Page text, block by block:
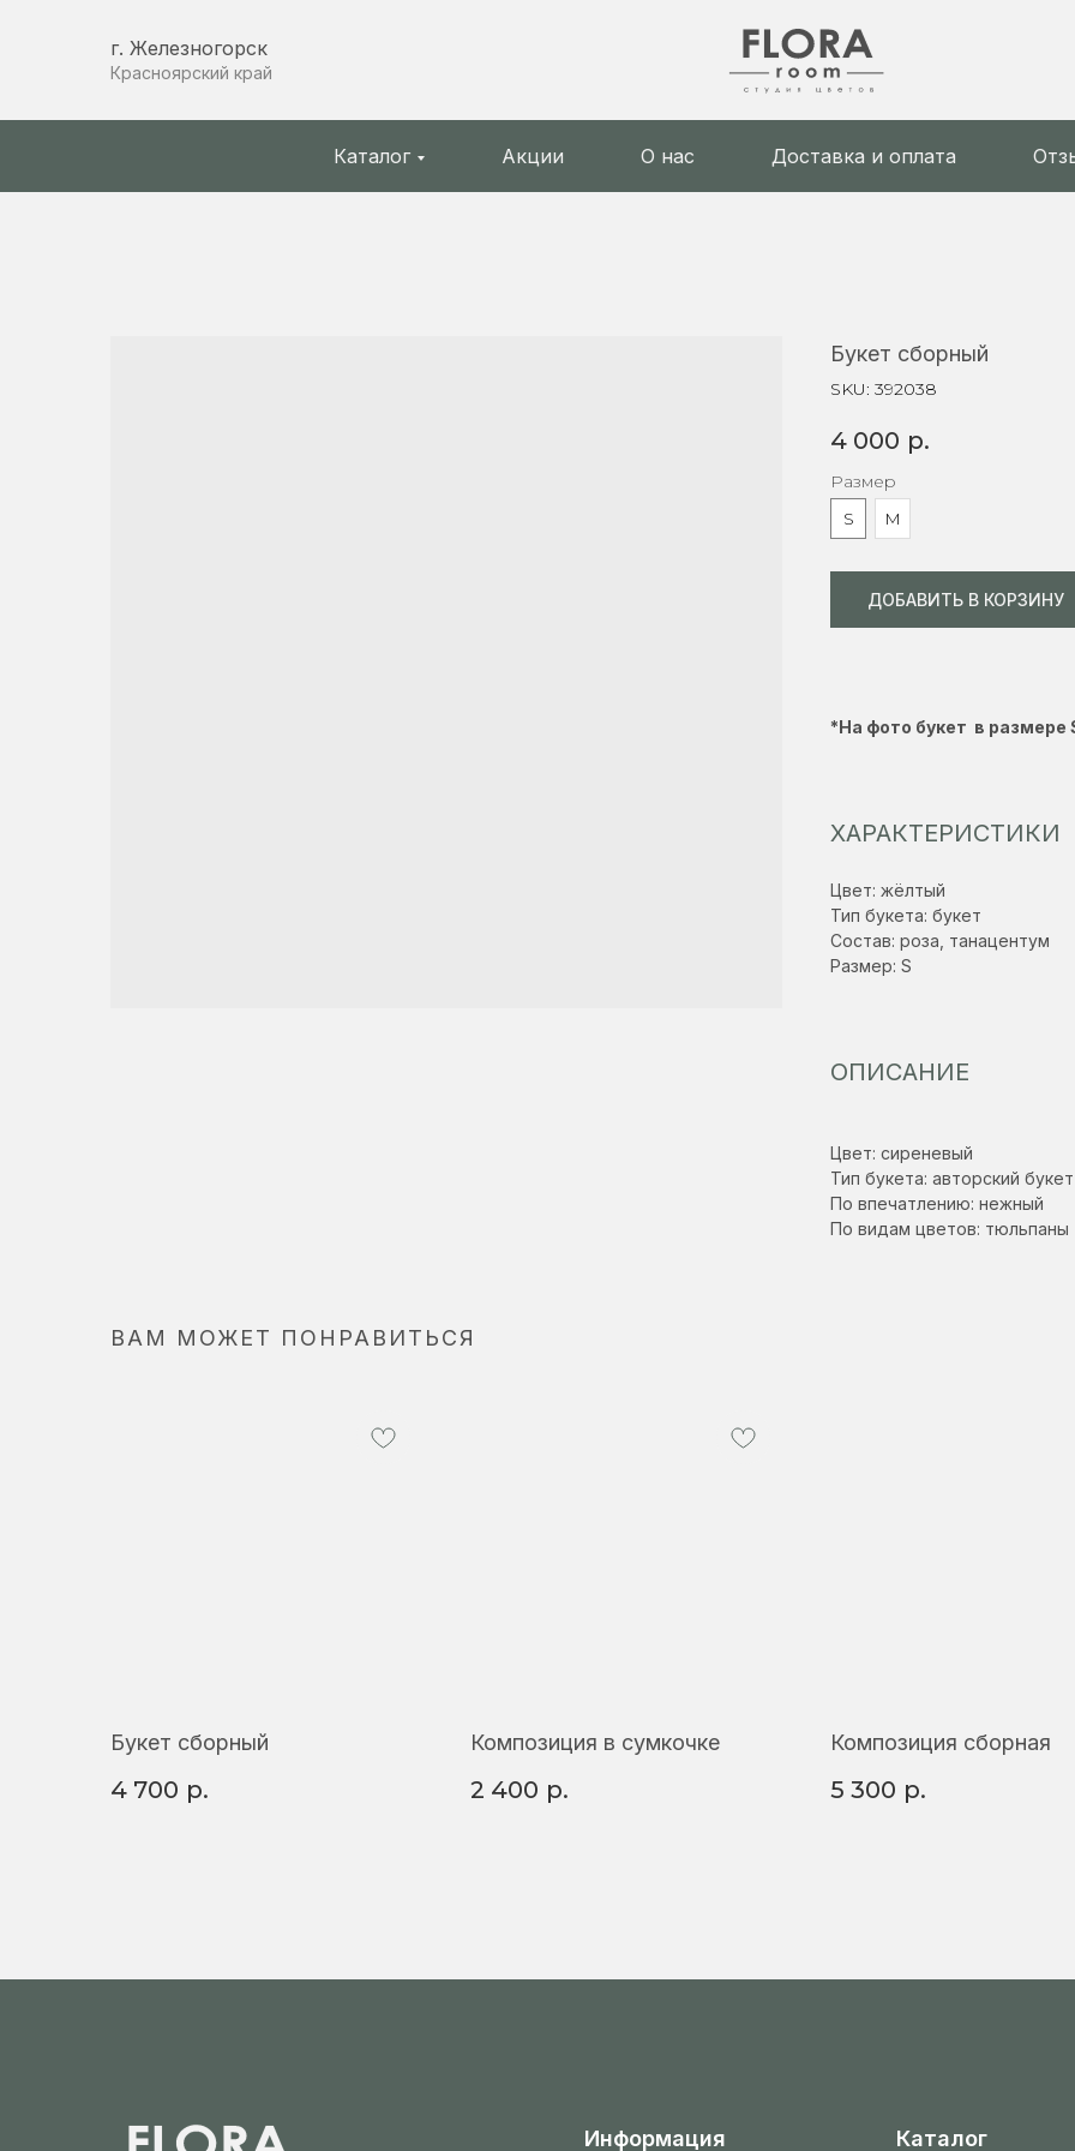
Красноярский край
г. Железногорск
Каталог Акции О нас Доставка и оплата
Букет сборный
SKU: 392038
4 000 р.
Размер
S
M
ДОБАВИТЬ В КОРЗИНУ
*На фото букет в размере
ХАРАКТЕРИСТИКИ
Цвет: жёлтый
Тип букета: букет
Состав: роза, танацентум
Размер: S
ОПИСАНИЕ
Цвет: сиреневый
Тип букета: авторский букет
По впечатлению: нежный
По видам цветов: тюльпаны
ВАМ МОЖЕТ ПОНРАВИТЬСЯ
Букет сборный
4 700 р.
Композиция в сумкочке
2 400 р.
Композиция сборная
5 300 р.
Каталог
Информация